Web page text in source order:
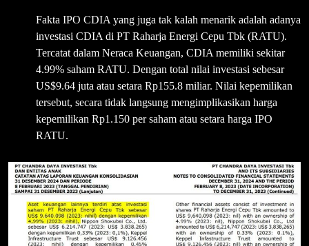
Fakta IPO CDIA yang juga tak kalah menarik adalah adanya
investasi CDIA di PT Raharja Energi Cepu Tbk (RATU).
Tercatat dalam Neraca Keuangan, CDIA memiliki sekitar
4.99% saham RATU. Dengan total nilai investasi sebesar
US$9.64 juta atau setara Rp155.8 miliar. Nilai kepemilikan
tersebut, secara tidak langsung mengimplikasikan harga
kepemilikan Rp1.150 per saham atau setara harga IPO
RATU.